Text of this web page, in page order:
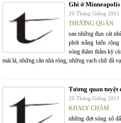
Ghi ở Minneapolis
20 Tháng Giêng 2011
THƯỜNG QUÁN
sau những đụn cát
phới trắng biển
sóng thăm thẳm kỳ
mái lá, những căn nhà rông, những vạch chữ đã
Tương quan tuyệt
20 Tháng Giêng 2011
KHALY CHÀM
những đợt sóng xô